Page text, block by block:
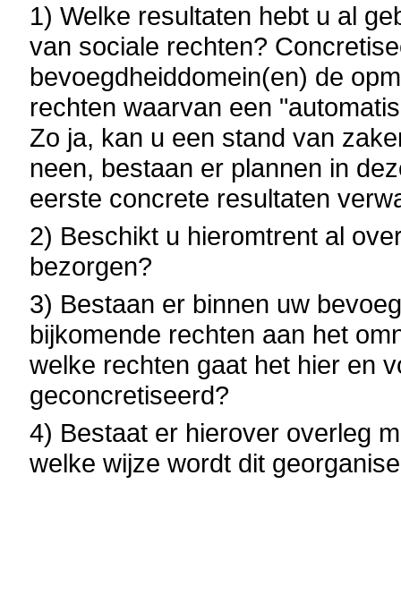
1) Welke resultaten hebt u al
van sociale rechten?
bevoegdheiddomein(en) de
rechten waarvan een
Zo ja, kan u een stand van
neen, bestaan er plannen in
eerste concrete resultaten
2) Beschikt u hieromtrent al
bezorgen?
3) Bestaan er binnen uw
bijkomende rechten aan het
welke rechten gaat het hier en
geconcretiseerd?
4) Bestaat er hierover overleg
welke wijze wordt dit